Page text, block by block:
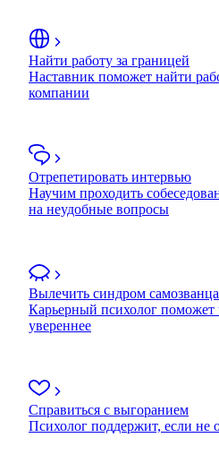
Найти работу за границей
Наставник поможет найти
компании
Отрепетировать интервью
Научим проходить
на неудобные вопросы
Вылечить синдром самозванца
Карьерный психолог поможет
увереннее
Справиться с выгоранием
Психолог поддержит, если не